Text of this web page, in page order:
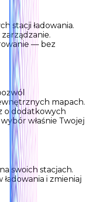
stacji ładowania.
— bez
mapach.
o dodatkowych
właśnie Twojej
swoich stacjach.
i zmieniaj